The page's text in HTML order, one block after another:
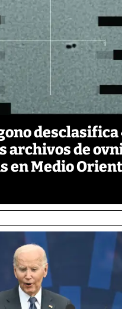
desclasifica
archivos de
en Medio